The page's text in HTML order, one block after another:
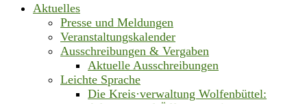
Aktuelles
Presse und Meldungen
Veranstaltungskalender
Ausschreibungen & Vergaben
Aktuelle Ausschreibungen
Leichte Sprache
Die Kreis·verwaltung Wolfenbüttel: